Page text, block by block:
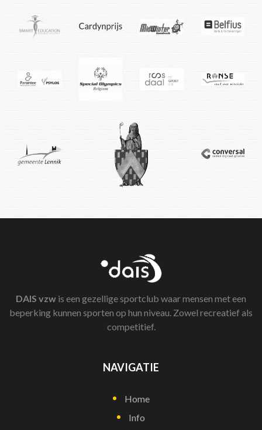
DAIS vzw is een gezellige sportclub waar mensen met een
beperking kunnen sporten op hun niveau. Zowel recreatief als
competitief.
NAVIGATIE
Home
Info